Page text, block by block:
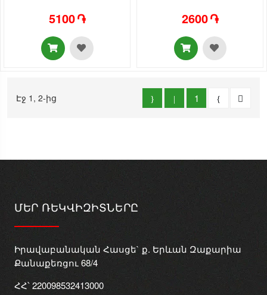
5100 ֏ 2600 ֏
Էջ 1, 2-ից 1
ՄԵՐ ՌԵԿՎԻԶԻՏՆԵՐԸ
Իրավաբանական Հասցե` ք. Երևան Զաքարիա
Քանաքեռցու 68/4
ՀՀ՝ 220098532413000